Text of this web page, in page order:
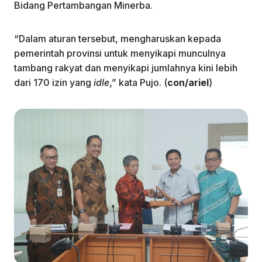
Bidang Pertambangan Minerba.
“Dalam aturan tersebut, mengharuskan kepada
pemerintah provinsi untuk menyikapi munculnya
tambang rakyat dan menyikapi jumlahnya kini lebih
dari 170 izin yang idle,” kata Pujo. (con/ariel)